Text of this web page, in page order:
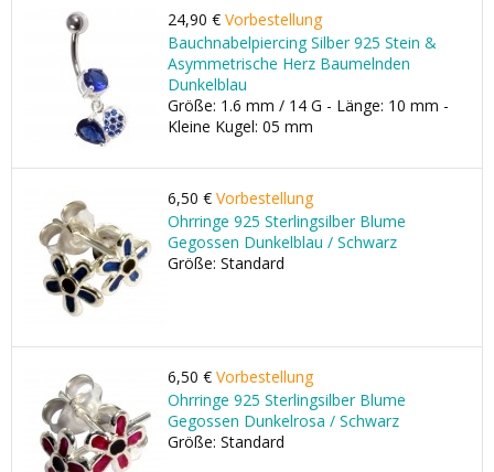
24,90 € Vorbestellung
Bauchnabelpiercing Silber 925 Stein &
Asymmetrische Herz Baumelnden
Dunkelblau
Größe: 1.6 mm / 14 G - Länge: 10 mm -
Kleine Kugel: 05 mm
6,50 € Vorbestellung
Ohrringe 925 Sterlingsilber Blume
Gegossen Dunkelblau / Schwarz
Größe: Standard
6,50 € Vorbestellung
Ohrringe 925 Sterlingsilber Blume
Gegossen Dunkelrosa / Schwarz
Größe: Standard